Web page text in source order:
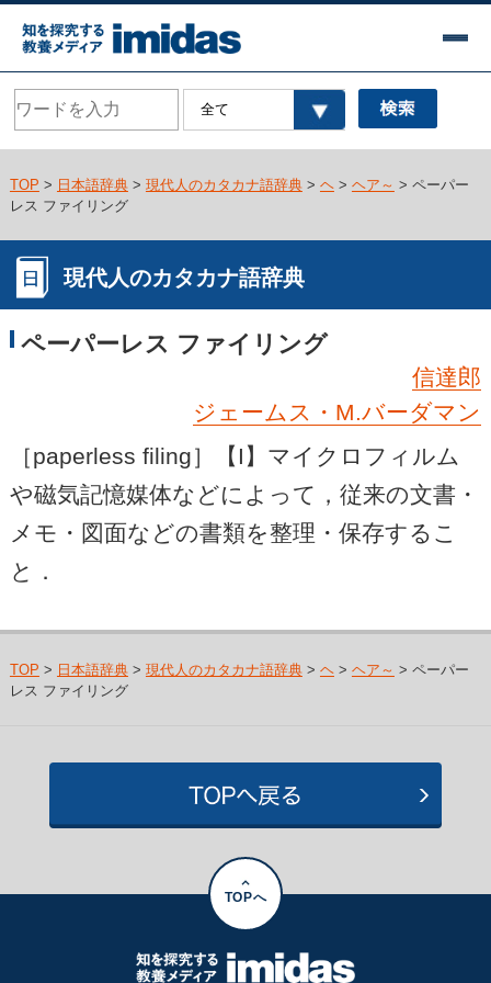
TOP > 日本語辞典> 現代人のカタカナ語辞典> ヘ> ヘア～ > ペーパー
レス ファイリング
現代人のカタカナ語辞典
ペーパーレス ファイリング
信達郎
ジェームス・M.バーダマン
［paperless filing］【I】マイクロフィルム
や磁気記憶媒体などによって，従来の文書・
メモ・図面などの書類を整理・保存するこ
と．
TOP > 日本語辞典> 現代人のカタカナ語辞典> ヘ> ヘア～ > ペーパー
レス ファイリング
TOPへ